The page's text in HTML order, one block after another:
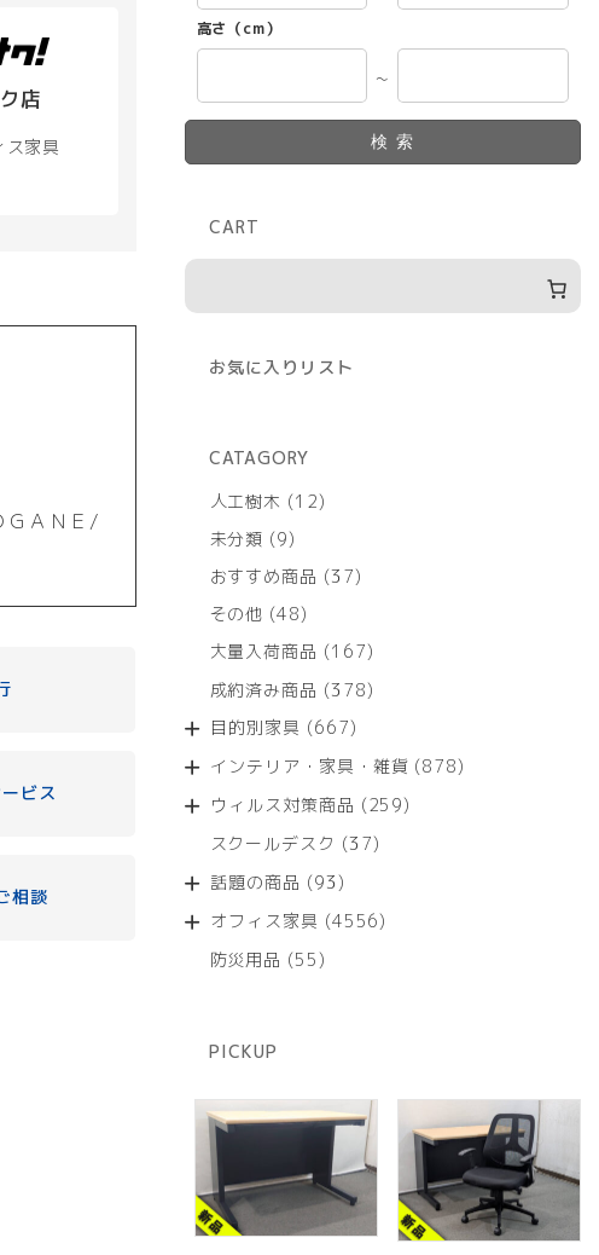
店
ス家具
ＧＡＮＥ/
ビス
相談
高さ（cm）
～
検索
CART
お気に入りリスト
CATAGORY
人工樹木
1212
商
未分類 99
の
商
おすすめ商品 3737
商
その他 4848
の
商
大量入荷商品 167167
の
成約済み商品 378378
商
目的別家具 667667
の
商
インテリア・家具・雑貨 878878
ウィルス対策商品 259259
スクールデスク 3737
商
話題の商品 9393
の
オフィス家具 45564556
防災用品 5555
PICKUP